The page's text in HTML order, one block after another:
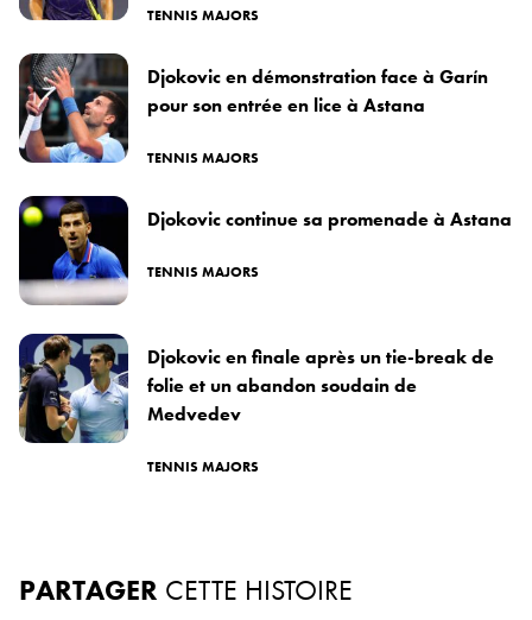
TENNIS MAJORS
Djokovic en démonstration face à Garín
pour son entrée en lice à Astana
TENNIS MAJORS
Djokovic continue sa promenade à Astana
TENNIS MAJORS
Djokovic en finale après un tie-break de
folie et un abandon soudain de
Medvedev
TENNIS MAJORS
PARTAGER CETTE HISTOIRE